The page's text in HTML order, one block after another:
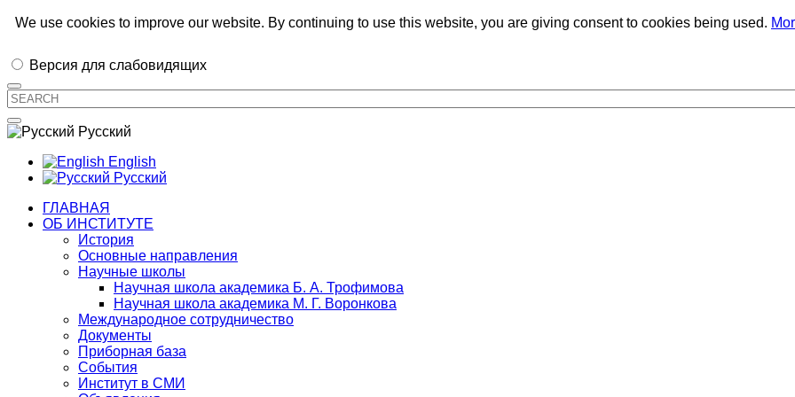
Иркутский институт химии им. А.Е. Фаворского СО РАН
Версия для слабовидящих
Русский
English
Русский
ГЛАВНАЯ
ОБ ИНСТИТУТЕ
История
Основные направления
Научные школы
Научная школа академика Б. А. Трофимова
Научная школа академика М. Г. Воронкова
Международное сотрудничество
Документы
Приборная база
События
Институт в СМИ
We use cookies to improve our website. By continuing to use this website, you are giving consent to cookies being used.